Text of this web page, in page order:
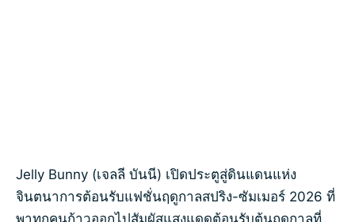
Jelly Bunny (เจลลี บันนี) เปิดประตูสู่ดินแดนแห่ง
จินตนาการต้อนรับแฟชั่นฤดูกาลสปริง-ซัมเมอร์ 2026 ที่
พาทุกคนก้าวออกไปสัมผัสแสงแดดต้อนรับต้นฤดูกาลที่